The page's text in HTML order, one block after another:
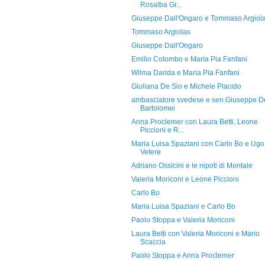
Rosalba Gr...
Giuseppe Dall'Ongaro e Tommaso
Tommaso Argiolas
Giuseppe Dall'Ongaro
Emilio Colombo e Maria Pia Fanfani
Wilma Darida e Maria Pia Fanfani
Giuliana De Sio e Michele Placido
ambasciatore svedese e sen.Giuseppe
Bartolomei
Anna Proclemer con Laura Betti, Leone
Piccioni e R...
Maria Luisa Spaziani con Carlo Bo e Ugo
Vetere
Adriano Ossicini e le nipoti di Montale
Valeria Moriconi e Leone Piccioni
Carlo Bo
Maria Luisa Spaziani e Carlo Bo
Paolo Stoppa e Valeria Moriconi
Laura Betti con Valeria Moriconi e Mario
Scaccia
Paolo Stoppa e Anna Proclemer